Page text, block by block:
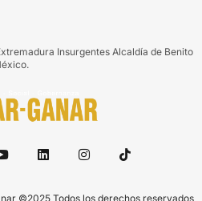
Insurgentes Alcaldía de Benito
©2025 Todos los derechos reservados